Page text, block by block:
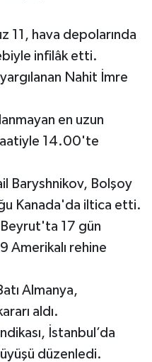
11, hava depolarında
infilâk etti.
Nahit İmre
en uzun
14.00'te
Baryshnikov, Bolşoy
Kanada'da iltica etti.
Beyrut'ta 17 gün
Amerikalı rehine
Almanya,
aldı.
İstanbul’da
düzenledi.